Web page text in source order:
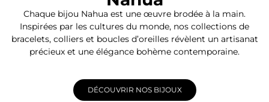
Chaque bijou Nahua est une œuvre brodée à la main.
Inspirées par les cultures du monde, nos collections de
bracelets, colliers et boucles d’oreilles révèlent un artisanat
précieux et une élégance bohème contemporaine.
DÉCOUVRIR NOS BIJOUX